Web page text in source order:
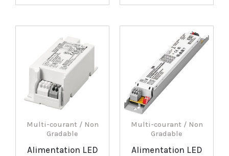
Multi-courant / Non
Gradable
Alimentation LED
Multi-courant / Non
Gradable
Alimentation LED